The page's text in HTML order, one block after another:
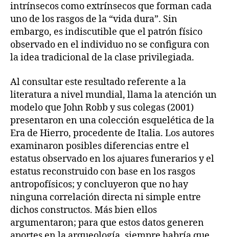
intrínsecos como extrínsecos que forman cada
uno de los rasgos de la “vida dura”. Sin
embargo, es indiscutible que el patrón físico
observado en el individuo no se configura con
la idea tradicional de la clase privilegiada.
Al consultar este resultado referente a la
literatura a nivel mundial, llama la atención un
modelo que John Robb y sus colegas (2001)
presentaron en una colección esquelética de la
Era de Hierro, procedente de Italia. Los autores
examinaron posibles diferencias entre el
estatus observado en los ajuares funerarios y el
estatus reconstruido con base en los rasgos
antropofísicos; y concluyeron que no hay
ninguna correlación directa ni simple entre
dichos constructos. Más bien ellos
argumentaron; para que estos datos generen